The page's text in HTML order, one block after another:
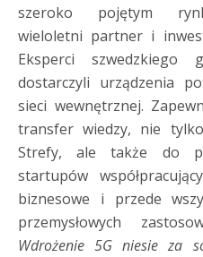
szeroko pojętym
wieloletni partner i
Eksperci szwedzkiego
dostarczyli urządzenia
sieci wewnętrznej.
transfer wiedzy, nie
Strefy, ale także do
startupów
biznesowe i przede
przemysłowych
Wdrożenie 5G niesie za